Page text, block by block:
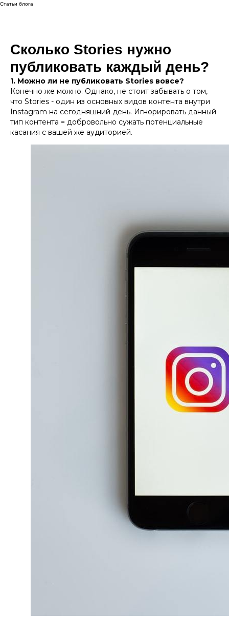
Статьи блога
Сколько Stories нужно
публиковать каждый день?
1. Можно ли не публиковать Stories вовсе?
Конечно же можно. Однако, не стоит забывать о том,
что Stories - один из основных видов контента внутри
Instagram на сегодняшний день. Игнорировать данный
тип контента = добровольно сужать потенциальные
касания с вашей же аудиторией.